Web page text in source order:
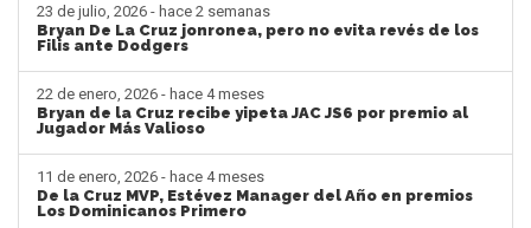
23 de julio, 2026 - hace 2 semanas
Bryan De La Cruz jonronea, pero no evita revés de los
Filis ante Dodgers
22 de enero, 2026 - hace 4 meses
Bryan de la Cruz recibe yipeta JAC JS6 por premio al
Jugador Más Valioso
11 de enero, 2026 - hace 4 meses
De la Cruz MVP, Estévez Manager del Año en premios
Los Dominicanos Primero